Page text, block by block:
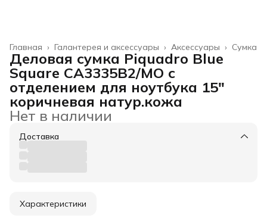
Сумка
Аксессуары ›
Галантерея и аксессуары ›
Главная ›
Деловая сумка Piquadro Blue
Square CA3335B2/MO с
отделением для ноутбука 15"
коричневая натур.кожа
Нет в наличии
Доставка
Характеристики